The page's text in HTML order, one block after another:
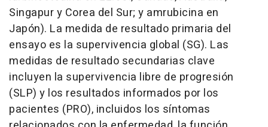
Singapur y Corea del Sur; y amrubicina en
Japón). La medida de resultado primaria del
ensayo es la supervivencia global (SG). Las
medidas de resultado secundarias clave
incluyen la supervivencia libre de progresión
(SLP) y los resultados informados por los
pacientes (PRO), incluidos los síntomas